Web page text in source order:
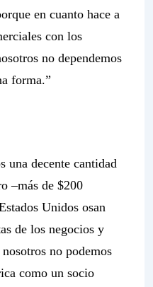
en cuanto hace a
con los
no dependemos
forma.”
una decente cantidad
–más de $200
Unidos osan
de los negocios y
no podemos
como un socio